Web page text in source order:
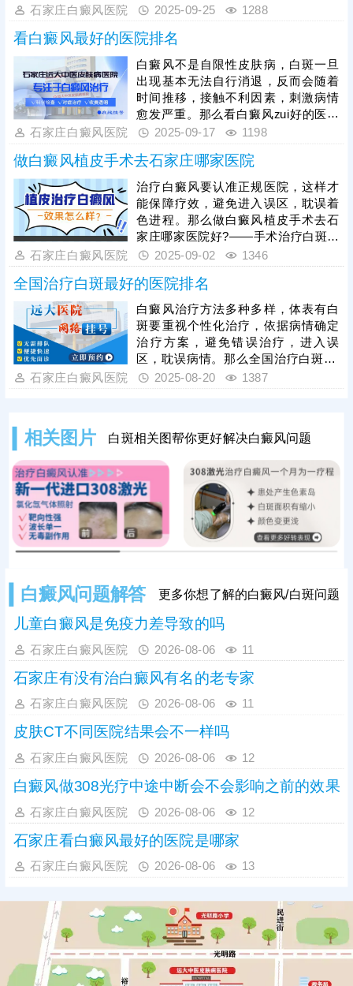
有综合性的有专科医院，有中医院
甲医院和专科医院费用差多少?不同医
院的检查、治疗方法定价不一样，患
者病情不一样，复色所需时间有长有
短，治疗花销因人而异。治白癜风可
以到石家庄远大医院，专攻白斑诊
治，收费公正透明，得到患者信赖。
石家庄白癜风医院 2025-09-25 1288
看白癜风最好的医院排名
白癜风不是自限性皮肤病，白斑一旦
出现基本无法自行消退，反而会随着
时间推移，接触不利因素，刺激病情
愈发严重。那么看白癜风zui好的医院
排名哪些好?——河北地区治白癜风，
疗设备全，治疗技术成熟，具有祛白
优势。
石家庄白癜风医院 2025-09-17 1198
做白癜风植皮手术去石家庄哪家医院
治疗白癜风要认准正规医院，这样才
能保障疗效，避免进入误区，耽误着
色进程。那么做白癜风植皮手术去石
家庄哪家医院好?——手术治疗白斑包
括传统的植皮手术，也有新型的黑色
素细胞移植，石家庄远大中医皮肤病
医院引进了成熟的黑色素移植技术，
配备无菌手术室，一人一消毒，祛白
恢复快，得到更多患者青睐。
石家庄白癜风医院 2025-09-02 1346
全国治疗白斑最好的医院排名
白癜风治疗方法多种多样，体表有白
斑要重视个性化治疗，依据病情确定
治疗方案，避免错误治疗，进入误
区，耽误病情。那么全国治疗白斑zui
好的医院排名榜单出来了吗?——石家
评，更值得信赖。
石家庄白癜风医院 2025-08-20 1387
相关图片 白斑相关图帮你更好解决白癜风问题
白癜风问题解答 更多你想了解的白癜风/白斑问题
儿童白癜风是免疫力差导致的吗
石家庄白癜风医院 2026-08-06 11
石家庄有没有治白癜风有名的老专家
石家庄白癜风医院 2026-08-06 11
皮肤CT不同医院结果会不一样吗
石家庄白癜风医院 2026-08-06 12
白癜风做308光疗中途中断会不会影响之前的效果
石家庄白癜风医院 2026-08-06 12
石家庄看白癜风最好的医院是哪家
石家庄白癜风医院 2026-08-06 13